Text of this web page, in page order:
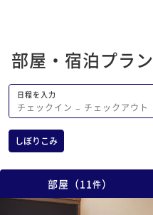
部屋・宿泊プラン
日程を入力
チェックイン − チェックアウト
しぼりこみ
部屋 （11 件）